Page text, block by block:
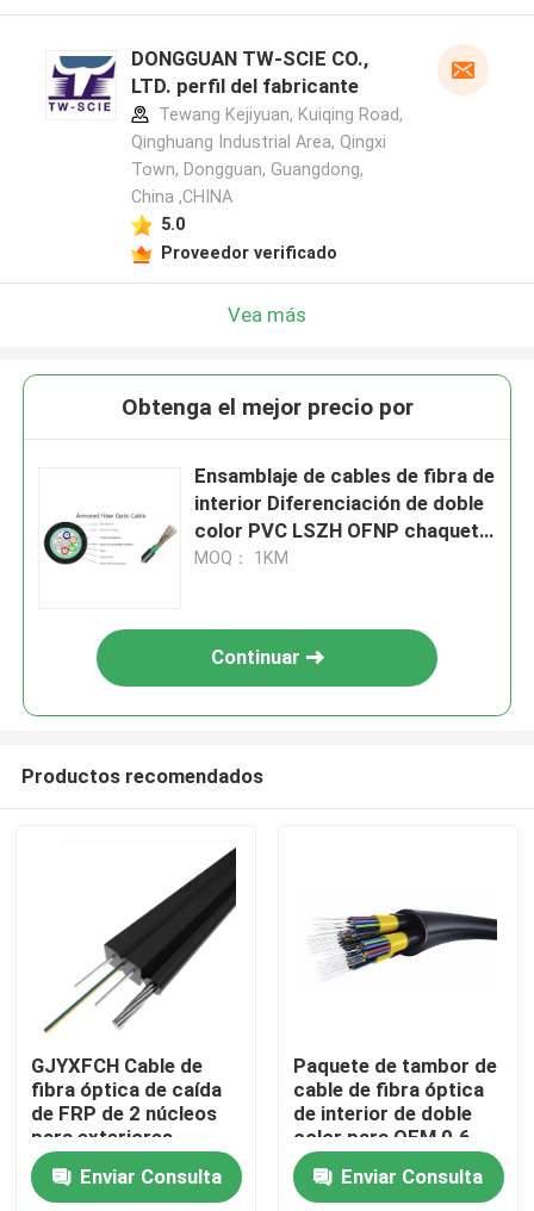
Hogar
Productos
Sobre nosotros
DONGGUAN TW-SCIE CO.,
LTD. perfil del fabricante
Tewang Kejiyuan, Kuiqing Road,
Qinghuang Industrial Area, Qingxi
Town, Dongguan, Guangdong,
China ,CHINA
5.0
Proveedor verificado
Vea más
Obtenga el mejor precio por
Ensamblaje de cables de fibra de
interior Diferenciación de doble
color PVC LSZH OFNP chaqueta
para señal de banda ancha
MOQ： 1KM
Continuar
Productos recomendados
GJYXFCH Cable de
fibra óptica de caída
de FRP de 2 núcleos
para exteriores
Enviar Consulta
Paquete de tambor de
cable de fibra óptica
de interior de doble
color para OEM 0.6-
5.0 mm de diámetro
PVC / LZHEnviar Consulta